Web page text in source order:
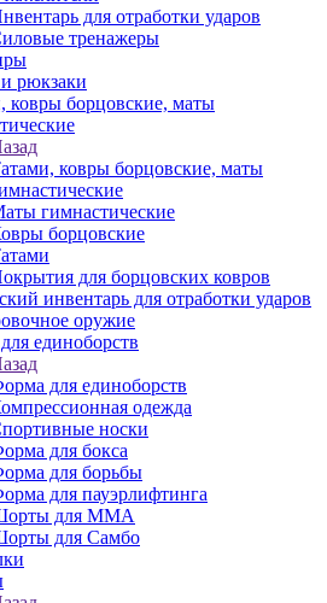
для отработки ударов
тренажеры
рюкзаки
ковры борцовские, маты
ковры борцовские, маты
гимнастические
борцовские
для борцовских ковров
инвентарь для отработки ударов
оружие
единоборств
для единоборств
одежда
носки
для бокса
для борьбы
для пауэрлифтинга
для ММА
для Самбо